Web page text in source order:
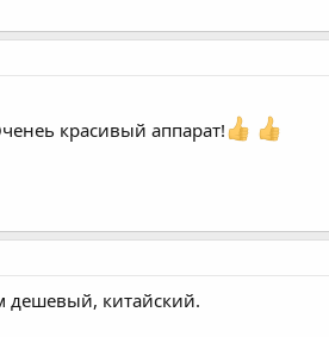
красивый аппарат!
дешевый, китайский.